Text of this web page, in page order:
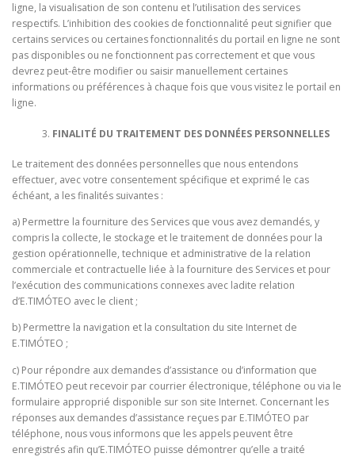
ligne, la visualisation de son contenu et l’utilisation des services
respectifs. L’inhibition des cookies de fonctionnalité peut signifier que
certains services ou certaines fonctionnalités du portail en ligne ne sont
pas disponibles ou ne fonctionnent pas correctement et que vous
devrez peut-être modifier ou saisir manuellement certaines
informations ou préférences à chaque fois que vous visitez le portail en
ligne.
FINALITÉ DU TRAITEMENT DES DONNÉES PERSONNELLES
Le traitement des données personnelles que nous entendons
effectuer, avec votre consentement spécifique et exprimé le cas
échéant, a les finalités suivantes :
a) Permettre la fourniture des Services que vous avez demandés, y
compris la collecte, le stockage et le traitement de données pour la
gestion opérationnelle, technique et administrative de la relation
commerciale et contractuelle liée à la fourniture des Services et pour
l’exécution des communications connexes avec ladite relation
d’E.TIMÓTEO avec le client ;
b) Permettre la navigation et la consultation du site Internet de
E.TIMÓTEO ;
c) Pour répondre aux demandes d’assistance ou d’information que
E.TIMÓTEO peut recevoir par courrier électronique, téléphone ou via le
formulaire approprié disponible sur son site Internet. Concernant les
réponses aux demandes d’assistance reçues par E.TIMÓTEO par
téléphone, nous vous informons que les appels peuvent être
enregistrés afin qu’E.TIMÓTEO puisse démontrer qu’elle a traité